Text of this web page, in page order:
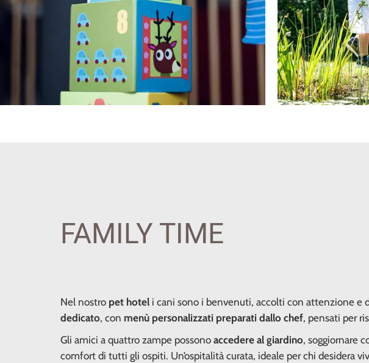
FAMILY TIME
Nel nostro pet hotel i cani sono i benvenuti, accolti con attenzione e
dedicato, con menù personalizzati preparati dallo chef, pensati per
Gli amici a quattro zampe possono accedere al giardino, soggiornare
comfort di tutti gli ospiti. Un’ospitalità curata, ideale per chi desidera